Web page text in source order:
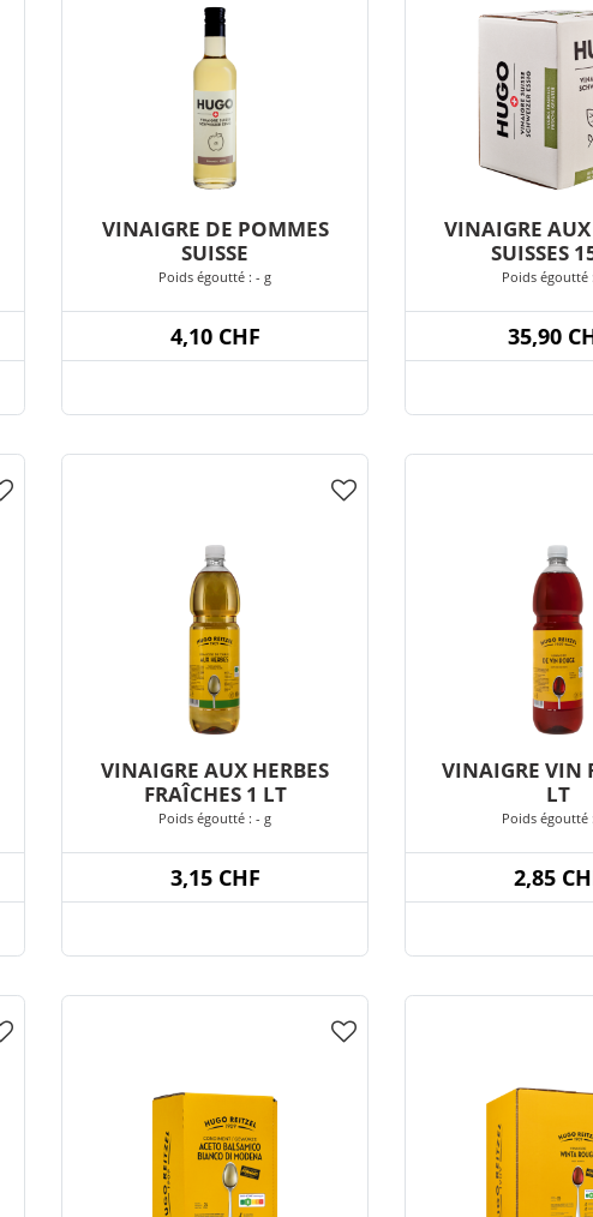
VINAIGRE DE POMMES
SUISSE
Poids égoutté : - g
4,10 CHF
VINAIGRE AUX
SUISSES
Poids égoutté
35,90
VINAIGRE AUX HERBES
FRAÎCHES 1 LT
Poids égoutté : - g
3,15 CHF
VINAIGRE VIN
LT
Poids égoutté
2,85